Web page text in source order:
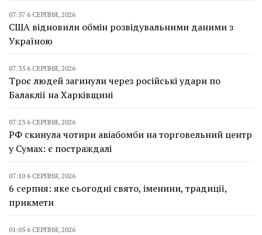
07:57 6 СЕРПНЯ, 2026
США відновили обмін розвідувальними даними з
Україною
07:35 6 СЕРПНЯ, 2026
Троє людей загинули через російські удари по
Балаклії на Харківщині
07:23 6 СЕРПНЯ, 2026
РФ скинула чотири авіабомби на торговельний центр
у Сумах: є постраждалі
07:10 6 СЕРПНЯ, 2026
6 серпня: яке сьогодні свято, іменини, традиції,
прикмети
01:05 6 СЕРПНЯ, 2026